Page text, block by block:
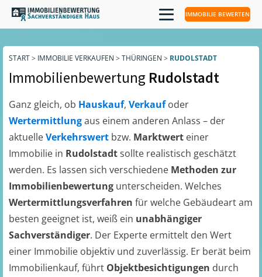
IMMOBILIE BEWERTEN
START> IMMOBILIE VERKAUFEN > THÜRINGEN > RUDOLSTADT
Immobilienbewertung Rudolstadt
Ganz gleich, ob Hauskauf, Verkaufoder
Wertermittlungaus einem anderen Anlass – der
aktuelleVerkehrswert bzw. Marktwert einer
Immobilie in Rudolstadtsollte realistisch geschätzt
werden. Es lassen sich verschiedene Methoden zur
Immobilienbewertung unterscheiden. Welches
Wertermittlungsverfahren für welche Gebäudeart am
besten geeignet ist, weiß ein unabhängiger
Sachverständiger. Der Experte ermittelt den Wert
einer Immobilie objektiv und zuverlässig. Er berät beim
Immobilienkauf, führt Objektbesichtigungen durch